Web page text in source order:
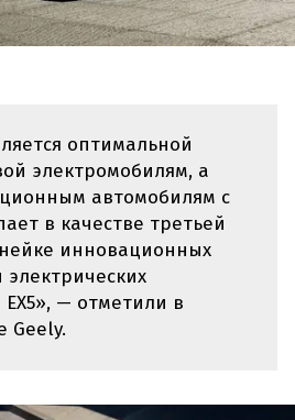
оптимальной
электромобилям, а
автомобилям с
в качестве третьей
инновационных
EX5», — отметили в
Geely.